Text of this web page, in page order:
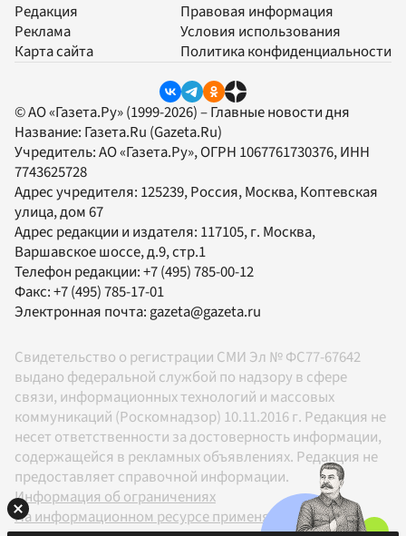
Редакция
Реклама
Карта сайта
Правовая информация
Условия использования
Политика конфиденциальности
© АО «Газета.Ру» (1999-2026) – Главные новости дня
Название: Газета.Ru (Gazeta.Ru)
Учредитель:АО «Газета.Ру», ОГРН 1067761730376, ИНН
7743625728
Адрес учредителя: 125239, Россия, Москва, Коптевская
улица, дом 67
Адрес редакции и издателя: 117105, г. Москва,
Варшавское шоссе, д.9, стр.1
Телефон редакции:+7 (495) 785-00-12
Факс:+7 (495) 785-17-01
Электронная почта: gazeta@gazeta.ru
Свидетельство о регистрации СМИ Эл № ФС77-67642
выдано федеральной службой по надзору в сфере
связи, информационных технологий и массовых
коммуникаций (Роскомнадзор) 10.11.2016 г. Редакция не
несет ответственности за достоверность информации,
содержащейся в рекламных объявлениях. Редакция не
предоставляет справочной информации.
Информация об ограничениях
На информационном ресурсе применяются